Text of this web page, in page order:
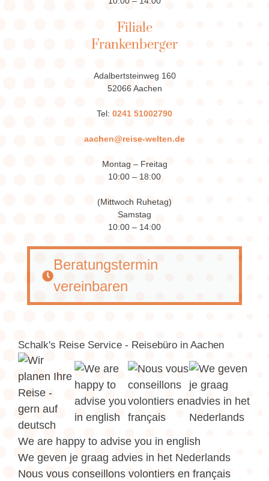
Filiale
Frankenberger
Adalbertsteinweg 160
52066 Aachen
Tel: 0241 51002790
aachen@reise-welten.de
Montag – Freitag
10:00 – 18:00
(Mittwoch Ruhetag)
Samstag
10:00 – 14:00
Beratungstermin
vereinbaren
Schalk's Reise Service - Reisebüro in Aachen
We are happy to advise you in english
We geven je graag advies in het Nederlands
Nous vous conseillons volontiers en français